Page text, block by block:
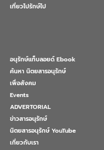
เที่ยวไปรักษ์ไป
อนุรักษ์แท็บลอยด์ Ebook
ค้นหา นิตยสารอนุรักษ์
เพื่อสังคม
Events
ADVERTORIAL
ข่าวสารอนุรักษ์
นิตยสารอนุรักษ์ YouTube
เกี่ยวกับเรา